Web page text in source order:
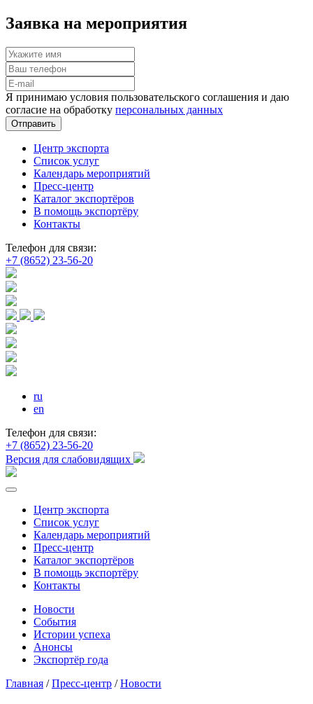
Заявка на мероприятия
Я принимаю условия пользовательского соглашения и даю
согласие на обработку персональных данных
Отправить
Центр экспорта
Список услуг
Календарь мероприятий
Пресс-центр
Каталог экспортёров
В помощь экспортёру
Контакты
Телефон для связи:
+7 (8652) 23-56-20
ru
en
Телефон для связи:
+7 (8652) 23-56-20
Версия для слабовидящих
Центр экспорта
Список услуг
Календарь мероприятий
Пресс-центр
Каталог экспортёров
В помощь экспортёру
Контакты
Новости
События
Истории успеха
Анонсы
Экспортёр года
Главная /Пресс-центр /Новости